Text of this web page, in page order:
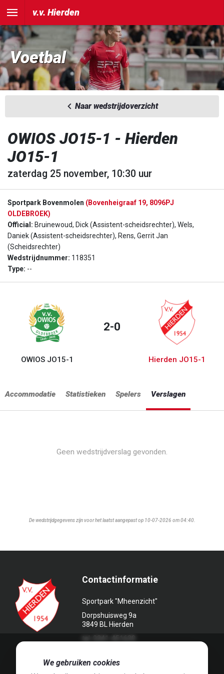
v.v. Hierden
Voetbal
Naar wedstrijdoverzicht
OWIOS JO15-1 - Hierden
JO15-1
zaterdag 25 november, 10:30 uur
Sportpark Bovenmolen (Bovenheigraaf 19, 8096PJ
OLDEBROEK)
Official: Bruinewoud, Dick (Assistent-scheidsrechter), Wels,
Daniek (Assistent-scheidsrechter), Rens, Gerrit Jan
(Scheidsrechter)
Wedstrijdnummer: 118351
Type: --
OWIOS JO15-1
2-0
Hierden JO15-1
Accommodatie Statistieken Spelers Verslagen
Geen wedstrijdverslag gevonden.
De wedstrijdgegevens zijn voor het laatst aangepast op 10-07-2026 om 04:40.
Contactinformatie
Sportpark "Mheenzicht"
Dorpshuisweg 9a
3849 BL Hierden
We gebruiken cookies